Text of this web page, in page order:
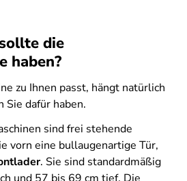
die
haben?
zu Ihnen passt, hängt natürlich
Sie dafür haben.
sind frei stehende
vorn eine bullaugenartige Tür,
. Sie sind standardmäßig